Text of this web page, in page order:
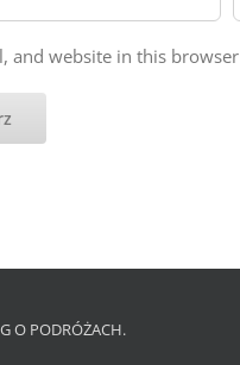
and website in this
O PODRÓŻACH.